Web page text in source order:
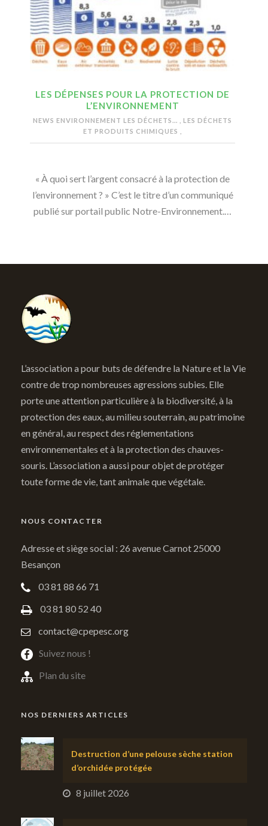
LES DÉPENSES POUR LA PROTECTION DE
L’ENVIRONNEMENT
NEWS ENVIRONNEMENT LES DÉCHETS...
LES DÉCHETS
ET PRODUITS CHIMIQUES
« À quoi sert l’argent consacré à la protection de
l’environnement ? » C’est le titre d’un communiqué
publié sur portail public Notre-Environnement.…
L’association a pour buts de défendre la Nature et la Vie
contre de trop nombreuses agressions subies. Elle
porte une attention particulière à la biodiversité, à la
protection des eaux, au milieu souterrain, au patrimoine
en général, au respect des réglementations
environnementales et à la protection des chauves-
souris. L’association a aussi pour objet de protéger
toute forme de vie, tant animale que végétale.
NOUS CONTACTER
Adresse et siège social : 26 avenue Carnot 25000
Besançon
03 81 88 66 71
03 81 80 52 40
contact@cpepesc.org
Suivez nous !
Plan du site
NOS DERNIERS ARTICLES
Destruction d’une pelouse sèche station
d’orchidée protégée
8 juillet 2026